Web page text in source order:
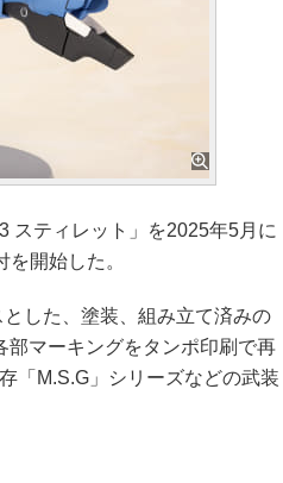
スティレット」を2025年5月に
開始した。
した、塗装、組み立て済みの
部マーキングをタンポ印刷で再
「M.S.G」シリーズなどの武装